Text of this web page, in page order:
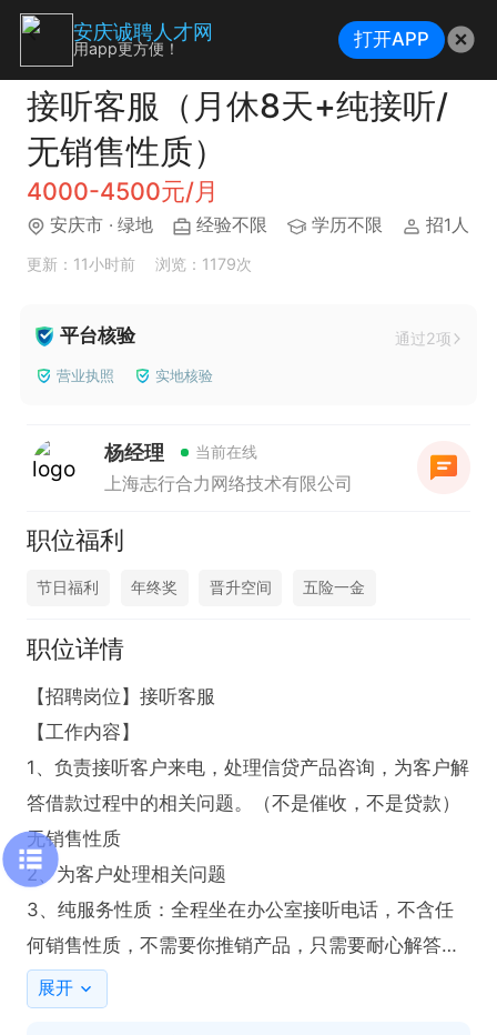
接听客服（月休8天+纯接听/
无销售性质）
4000-4500元/月
安庆市 · 绿地 经验不限 学历不限 招1人
更新：11小时前 浏览：1179次
平台核验 通过2项
营业执照 实地核验
杨经理 当前在线
上海志行合力网络技术有限公司
职位福利
节日福利 年终奖 晋升空间 五险一金
职位详情
【招聘岗位】接听客服
【工作内容】
1、负责接听客户来电，处理信贷产品咨询，为客户解
答借款过程中的相关问题。（不是催收，不是贷款）
无销售性质
2、为客户处理相关问题
3、纯服务性质：全程坐在办公室接听电话，不含任
何销售性质，不需要你推销产品，只需要耐心解答和
处理问题即可，工作简单易上手！
展开
安庆诚聘人才网
用app更方便！ 打开APP